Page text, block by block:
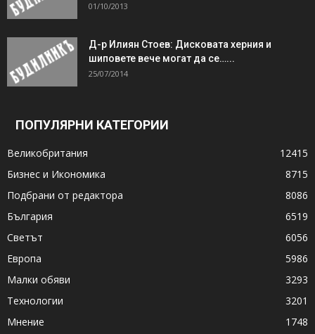
01/10/2013
Д-р Илиян Стоев: Дисковата херния и
шиповете вече могат да се…...
25/07/2014
ПОПУЛЯРНИ КАТЕГОРИИ
Великобритания
12415
Бизнес и Икономика
8715
Подбрани от редактора
8086
България
6519
Светът
6056
Европа
5986
Малки обяви
3293
Технологии
3201
Мнение
1748